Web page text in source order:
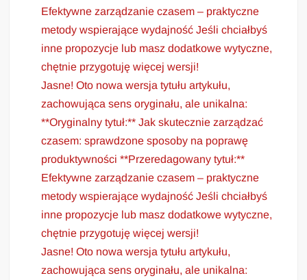
Efektywne zarządzanie czasem – praktyczne
metody wspierające wydajność Jeśli chciałbyś
inne propozycje lub masz dodatkowe wytyczne,
chętnie przygotuję więcej wersji!
Jasne! Oto nowa wersja tytułu artykułu,
zachowująca sens oryginału, ale unikalna:
**Oryginalny tytuł:** Jak skutecznie zarządzać
czasem: sprawdzone sposoby na poprawę
produktywności **Przeredagowany tytuł:**
Efektywne zarządzanie czasem – praktyczne
metody wspierające wydajność Jeśli chciałbyś
inne propozycje lub masz dodatkowe wytyczne,
chętnie przygotuję więcej wersji!
Jasne! Oto nowa wersja tytułu artykułu,
zachowująca sens oryginału, ale unikalna: